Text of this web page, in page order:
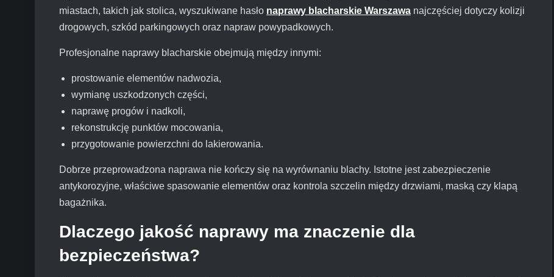
miastach, takich jak stolica, wyszukiwane hasło naprawy blacharskie Warszawa najczęściej dotyczy kolizji
drogowych, szkód parkingowych oraz napraw powypadkowych.
Profesjonalne naprawy blacharskie obejmują między innymi:
prostowanie elementów nadwozia,
wymianę uszkodzonych części,
naprawę progów i nadkoli,
rekonstrukcję punktów mocowania,
przygotowanie powierzchni do lakierowania.
Dobrze przeprowadzona naprawa nie kończy się na wyrównaniu blachy. Istotne jest zabezpieczenie
antykorozyjne, właściwe spasowanie elementów oraz kontrola szczelin między drzwiami, maską czy klapą
bagażnika.
Dlaczego jakość naprawy ma znaczenie dla
bezpieczeństwa?